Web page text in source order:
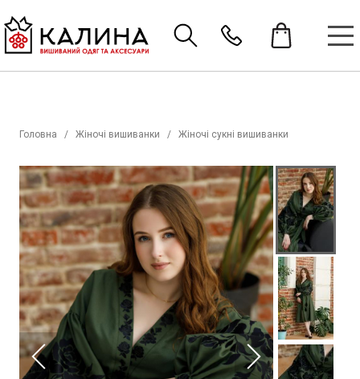
Головна Жіночі вишиванки Жіночі сукні вишиванки